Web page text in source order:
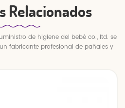
Relacionados
de higiene del bebé co., ltd. se
fabricante profesional de pañales y